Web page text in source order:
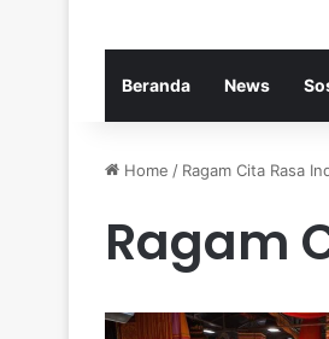
Beranda News
Home / Ragam Cita Rasa
Ragam